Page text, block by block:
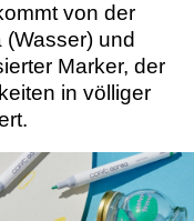
von der
und
Marker, der
in völliger